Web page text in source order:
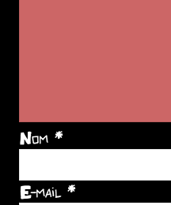
Nom *
E-mail *